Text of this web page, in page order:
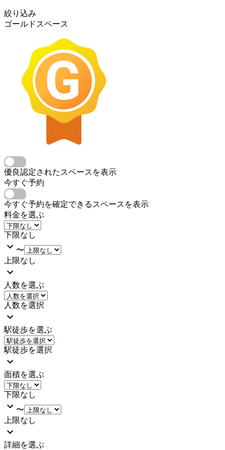
絞り込み
ゴールドスペース
優良認定されたスペースを表示
今すぐ予約
今すぐ予約を確定できるスペースを表示
料金を選ぶ
下限なし
〜
上限なし
人数を選ぶ
人数を選択
駅徒歩を選ぶ
駅徒歩を選択
面積を選ぶ
下限なし
〜
上限なし
詳細を選ぶ